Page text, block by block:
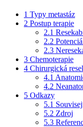
1 Typy metastáz
2 Postup terapie
2.1
2.2
2.3
3 Chemoterapie
4 Chirurgická
4.1
4.2
5 Odkazy
5.1
5.2 Zdroj
5.3